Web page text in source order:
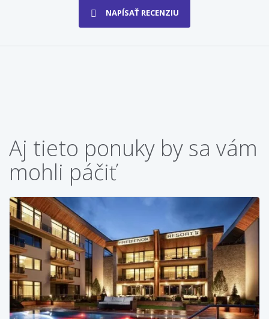
NAPÍSAŤ RECENZIU
Aj tieto ponuky by sa vám
mohli páčiť